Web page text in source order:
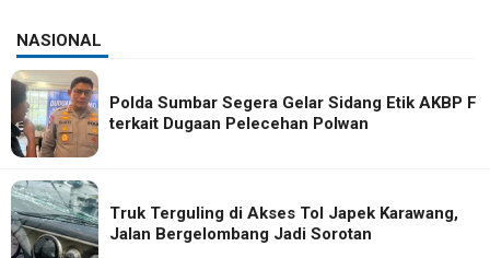
NASIONAL
Polda Sumbar Segera Gelar Sidang Etik AKBP F
terkait Dugaan Pelecehan Polwan
Truk Terguling di Akses Tol Japek Karawang,
Jalan Bergelombang Jadi Sorotan